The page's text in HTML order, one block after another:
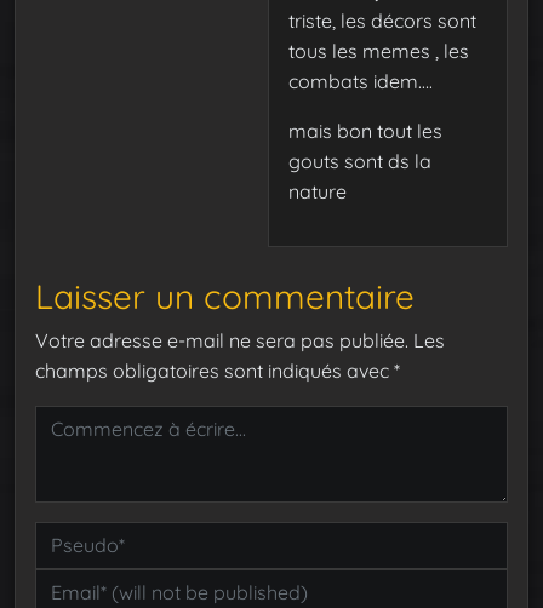
triste, les décors sont
tous les memes , les
combats idem….
mais bon tout les
gouts sont ds la
nature
Laisser un commentaire
Votre adresse e-mail ne sera pas publiée. Les
champs obligatoires sont indiqués avec *